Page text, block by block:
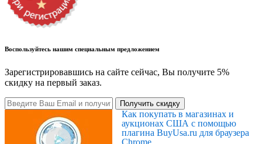
Воспользуйтесь нашим специальным предложением
Зарегистрировавшись на сайте сейчас, Вы получите 5%
скидку на первый заказ.
Получить скидку
Как покупать в магазинах и
аукционах США с помощью
плагина BuyUsa.ru для браузера
Chrome